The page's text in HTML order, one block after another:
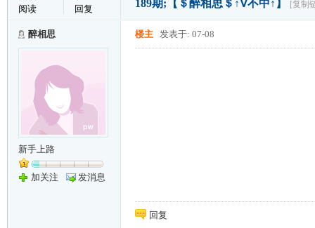
阅读
回复
189期;【＄醉相思＄↑Ⅴ不中↑】 [复制
醉相思
新手上路
加关注 发消息
楼主 发表于: 07-08
回复